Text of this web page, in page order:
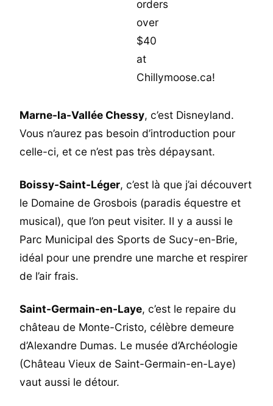
Marne-la-Vallée Chessy, c’est Disneyland.
Vous n’aurez pas besoin d’introduction pour
celle-ci, et ce n’est pas très dépaysant.
Boissy-Saint-Léger, c’est là que j’ai découvert
le Domaine de Grosbois (paradis équestre et
musical), que l’on peut visiter. Il y a aussi le
Parc Municipal des Sports de Sucy-en-Brie,
idéal pour une prendre une marche et respirer
de l’air frais.
Saint-Germain-en-Laye, c’est le repaire du
château de Monte-Cristo, célèbre demeure
d’Alexandre Dumas. Le musée d’Archéologie
(Château Vieux de Saint-Germain-en-Laye)
vaut aussi le détour.